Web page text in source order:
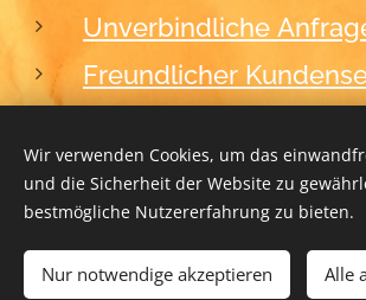
ZUM WARENKORB
Unverbindliche
Freundlicher
2012-2026BLACKFORM
Wir verwenden Cookies, um das
und die Sicherheit der Website zu
bestmögliche Nutzererfahrung zu bieten.
Nur notwendige akzeptieren Alle